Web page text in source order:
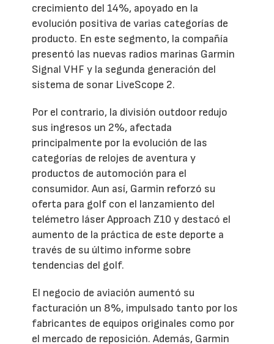
crecimiento del 14%, apoyado en la
evolución positiva de varias categorías de
producto. En este segmento, la compañía
presentó las nuevas radios marinas Garmin
Signal VHF y la segunda generación del
sistema de sonar LiveScope 2.
Por el contrario, la división outdoor redujo
sus ingresos un 2%, afectada
principalmente por la evolución de las
categorías de relojes de aventura y
productos de automoción para el
consumidor. Aun así, Garmin reforzó su
oferta para golf con el lanzamiento del
telémetro láser Approach Z10 y destacó el
aumento de la práctica de este deporte a
través de su último informe sobre
tendencias del golf.
El negocio de aviación aumentó su
facturación un 8%, impulsado tanto por los
fabricantes de equipos originales como por
el mercado de reposición. Además, Garmin